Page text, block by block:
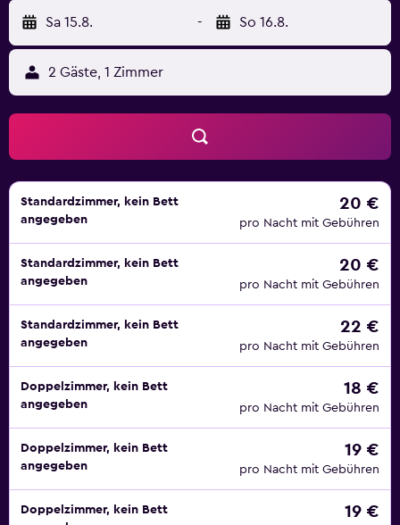
aufgeführten Freizeitaktivitäten werden entweder vor Ort
oder in der Nähe angeboten. Es können dabei Gebühren
anfallen.
Sa 15.8. - So 16.8.
2 Gäste, 1 Zimmer
Standardzimmer, kein Bett
angegeben
20 €
pro Nacht mit Gebühren
Standardzimmer, kein Bett
angegeben
20 €
pro Nacht mit Gebühren
Standardzimmer, kein Bett
angegeben
22 €
pro Nacht mit Gebühren
Doppelzimmer, kein Bett
angegeben
18 €
pro Nacht mit Gebühren
Doppelzimmer, kein Bett
angegeben
19 €
pro Nacht mit Gebühren
Doppelzimmer, kein Bett
19 €